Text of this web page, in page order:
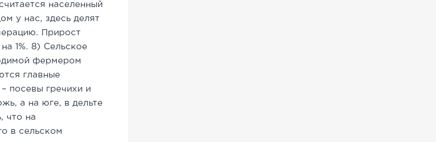
населенный
у нас, здесь делят
Прирост
1%. 8) Сельское
фермером
главные
посевы гречихи и
а на юге, в дельте
что на
в сельском